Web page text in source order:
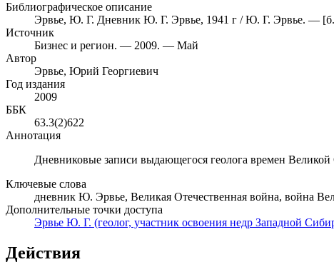
Библиографическое описание
Эрвье, Ю. Г. Дневник Ю. Г. Эрвье, 1941 г / Ю. Г. Эрвье. —
Источник
Бизнес и регион. — 2009. — Май
Автор
Эрвье, Юрий Георгиевич
Год издания
2009
ББК
63.3(2)622
Аннотация
Дневниковые записи выдающегося геолога времен
Ключевые слова
дневник Ю. Эрвье, Великая Отечественная война, война
Дополнительные точки доступа
Эрвье Ю. Г. (геолог, участник освоения недр Западной
Действия